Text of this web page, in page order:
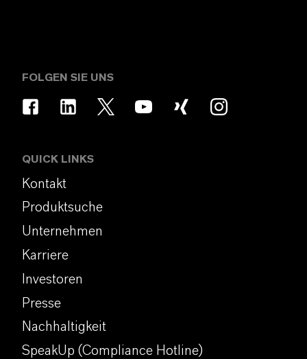
FOLGEN SIE UNS
QUICK LINKS
Kontakt
Produktsuche
Unternehmen
Karriere
Investoren
Presse
Nachhaltigkeit
SpeakUp (Compliance Hotline)